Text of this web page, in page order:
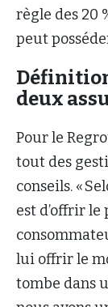
règle des 20
peut
deux
Pour le
tout des
conseils. «
est d’offrir
lui offrir le
tombe dans